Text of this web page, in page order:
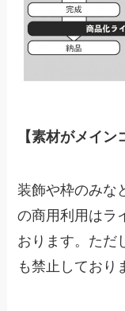
【素材がメイン
装飾や枠のみな
の商用利用はラ
おります。ただ
も禁止しており